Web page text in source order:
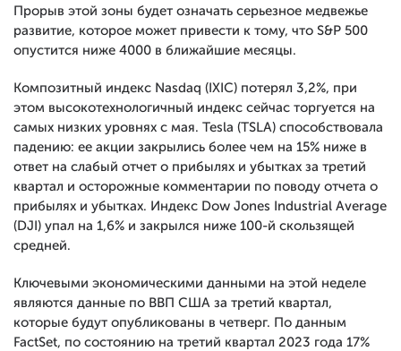
Прорыв этой зоны будет означать серьезное медвежье
развитие, которое может привести к тому, что S&P 500
опустится ниже 4000 в ближайшие месяцы.
Композитный индекс Nasdaq (IXIC) потерял 3,2%, при
этом высокотехнологичный индекс сейчас торгуется на
самых низких уровнях с мая. Tesla (TSLA) способствовала
падению: ее акции закрылись более чем на 15% ниже в
ответ на слабый отчет о прибылях и убытках за третий
квартал и осторожные комментарии по поводу отчета о
прибылях и убытках. Индекс Dow Jones Industrial Average
(DJI) упал на 1,6% и закрылся ниже 100-й скользящей
средней.
Ключевыми экономическими данными на этой неделе
являются данные по ВВП США за третий квартал,
которые будут опубликованы в четверг. По данным
FactSet, по состоянию на третий квартал 2023 года 17%